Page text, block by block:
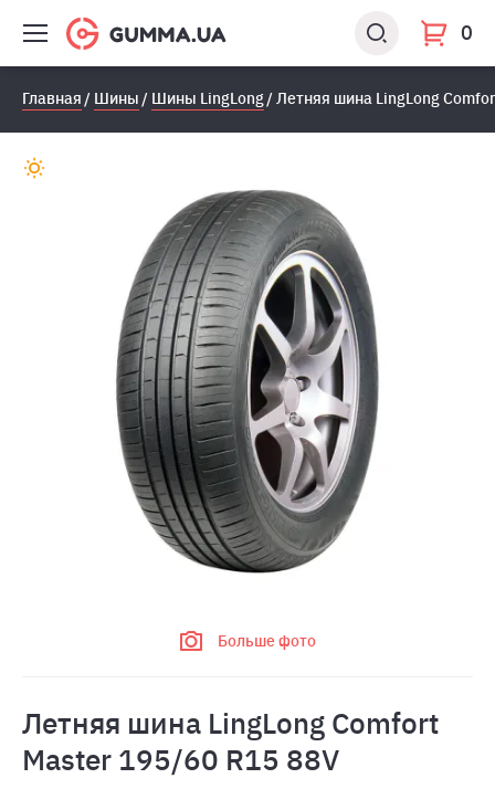
0
Главная Шины Шины LingLong Летняя шина LingLong
Больше фото
Летняя шина LingLong Comfort
Master 195/60 R15 88V